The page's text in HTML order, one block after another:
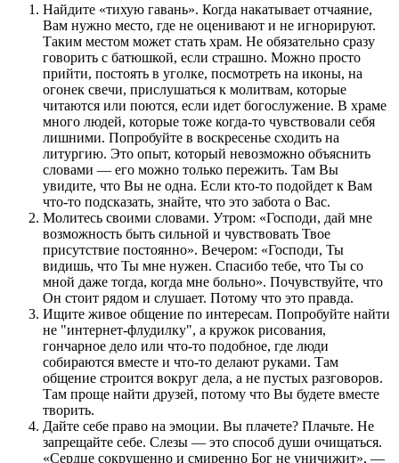
Найдите «тихую гавань». Когда накатывает отчаяние,
Вам нужно место, где не оценивают и не игнорируют.
Таким местом может стать храм. Не обязательно сразу
говорить с батюшкой, если страшно. Можно просто
прийти, постоять в уголке, посмотреть на иконы, на
огонек свечи, прислушаться к молитвам, которые
читаются или поются, если идет богослужение. В храме
много людей, которые тоже когда-то чувствовали себя
лишними. Попробуйте в воскресенье сходить на
литургию. Это опыт, который невозможно объяснить
словами — его можно только пережить. Там Вы
увидите, что Вы не одна. Если кто-то подойдет к Вам
что-то подсказать, знайте, что это забота о Вас.
Молитесь своими словами. Утром: «Господи, дай мне
возможность быть сильной и чувствовать Твое
присутствие постоянно». Вечером: «Господи, Ты
видишь, что Ты мне нужен. Спасибо тебе, что Ты со
мной даже тогда, когда мне больно». Почувствуйте, что
Он стоит рядом и слушает. Потому что это правда.
Ищите живое общение по интересам. Попробуйте найти
не "интернет-флудилку", а кружок рисования,
гончарное дело или что-то подобное, где люди
собираются вместе и что-то делают руками. Там
общение строится вокруг дела, а не пустых разговоров.
Там проще найти друзей, потому что Вы будете вместе
творить.
Дайте себе право на эмоции. Вы плачете? Плачьте. Не
запрещайте себе. Слезы — это способ души очищаться.
«Сердце сокрушенно и смиренно Бог не уничижит», —